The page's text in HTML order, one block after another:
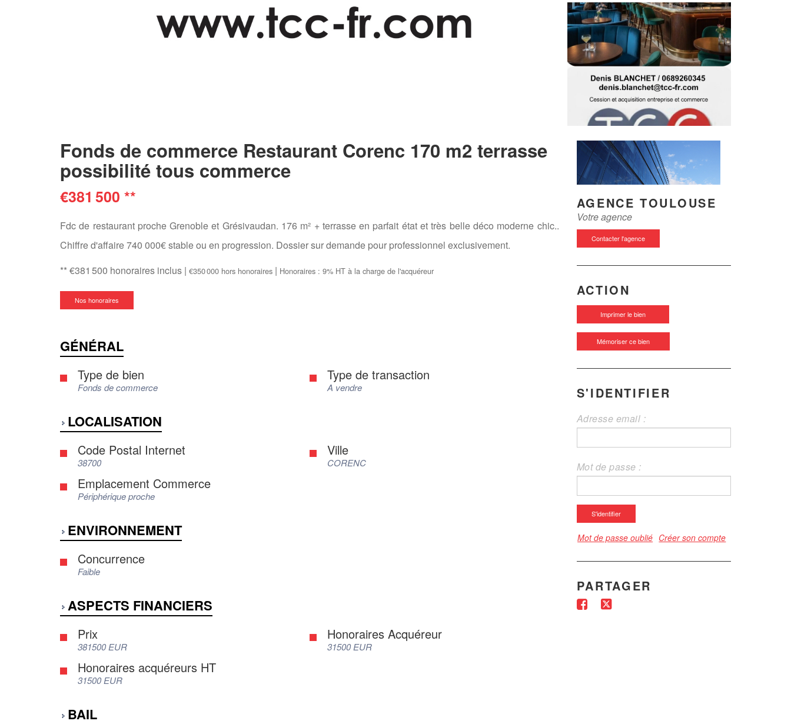
Fonds de commerce Restaurant Corenc 170 m2 terrasse
possibilité tous commerce
€381 500 **
Fdc de restaurant proche Grenoble et Grésivaudan. 176 m² + terrasse en parfait état et très belle déco moderne chic..
Chiffre d'affaire 740 000€ stable ou en progression. Dossier sur demande pour professionnel exclusivement.
** €381 500 honoraires inclus | €350 000 hors honoraires | Honoraires : 9% HT à la charge de l'acquéreur
Nos honoraires
GÉNÉRAL
Type de bien
Fonds de commerce
Type de transaction
A vendre
LOCALISATION
Code Postal Internet
38700
Ville
CORENC
Emplacement Commerce
Périphérique proche
ENVIRONNEMENT
Concurrence
Faible
ASPECTS FINANCIERS
Prix
381500 EUR
Honoraires Acquéreur
31500 EUR
Honoraires acquéreurs HT
31500 EUR
BAIL
AGENCE TOULOUSE
Votre agence
Contacter l'agence
ACTION
Imprimer le bien
Mémoriser ce bien
S'IDENTIFIER
Adresse email :
Mot de passe :
S'identifier
Mot de passe oublié Créer son compte
PARTAGER